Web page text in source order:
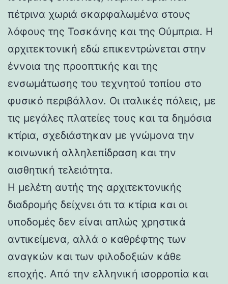
πέτρινα χωριά σκαρφαλωμένα στους
λόφους της Τοσκάνης και της Ούμπρια. Η
αρχιτεκτονική εδώ επικεντρώνεται στην
έννοια της προοπτικής και της
ενσωμάτωσης του τεχνητού τοπίου στο
φυσικό περιβάλλον. Οι ιταλικές πόλεις, με
τις μεγάλες πλατείες τους και τα δημόσια
κτίρια, σχεδιάστηκαν με γνώμονα την
κοινωνική αλληλεπίδραση και την
αισθητική τελειότητα.
Η μελέτη αυτής της αρχιτεκτονικής
διαδρομής δείχνει ότι τα κτίρια και οι
υποδομές δεν είναι απλώς χρηστικά
αντικείμενα, αλλά ο καθρέφτης των
αναγκών και των φιλοδοξιών κάθε
εποχής. Από την ελληνική ισορροπία και